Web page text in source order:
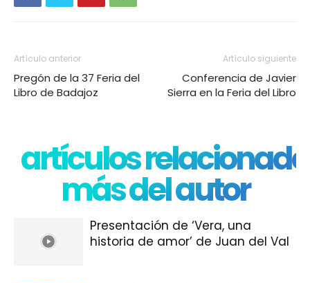
Artículo anterior
Pregón de la 37 Feria del
Libro de Badajoz
Artículo siguiente
Conferencia de Javier
Sierra en la Feria del Libro
artículos
más del autor
Presentación de ‘Vera, una
historia de amor’ de Juan del Val